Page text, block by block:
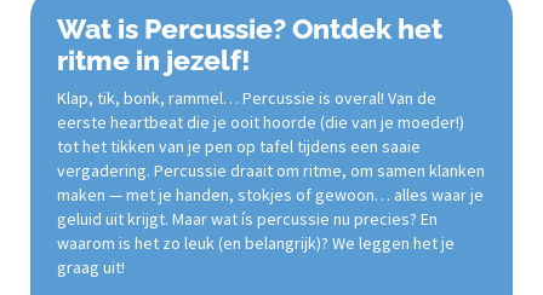
Wat is Percussie? Ontdek het
ritme in jezelf!
Klap, tik, bonk, rammel… Percussie is overal! Van de
eerste heartbeat die je ooit hoorde (die van je moeder!)
tot het tikken van je pen op tafel tijdens een saaie
vergadering. Percussie draait om ritme, om samen klanken
maken — met je handen, stokjes of gewoon… alles waar je
geluid uit krijgt. Maar wat ís percussie nu precies? En
waarom is het zo leuk (en belangrijk)? We leggen het je
graag uit!